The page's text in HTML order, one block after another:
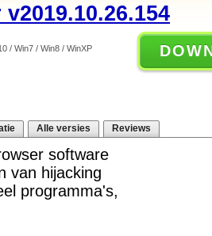
/ Win7 / Win8 / WinXP
Alle versies Reviews
software
van hijacking
programma's,